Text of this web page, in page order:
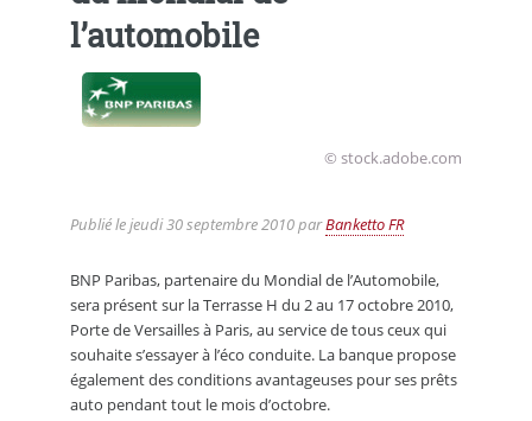
l’automobile
© stock.adobe.com
Publié lejeudi 30 septembre 2010parBanketto FR
BNP Paribas, partenaire du Mondial de l’Automobile,
sera présent sur la Terrasse H du 2 au 17 octobre 2010,
Porte de Versailles à Paris, au service de tous ceux qui
souhaite s’essayer à l’éco conduite. La banque propose
également des conditions avantageuses pour ses prêts
auto pendant tout le mois d’octobre.